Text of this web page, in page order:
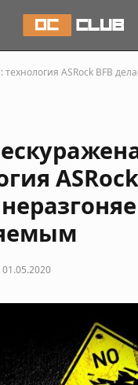
01.05.2020